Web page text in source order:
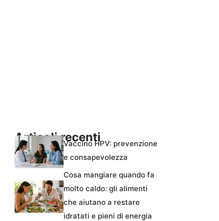
Articoli recentiVaccino HPV: prevenzione
e consapevolezza
Cosa mangiare quando fa
molto caldo: gli alimenti
che aiutano a restare
idratati e pieni di energia